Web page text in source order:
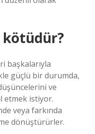
kötüdür?
başkalarıyla
güçlü bir durumda,
ve
etmek istiyor.
veya farkında
dönüştürürler.